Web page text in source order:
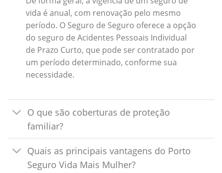
vida é anual, com renovação pelo mesmo
período. O Seguro de Seguro oferece a opção
do seguro de Acidentes Pessoais Individual
de Prazo Curto, que pode ser contratado por
um período determinado, conforme sua
necessidade.
O que são coberturas de proteção
familiar?
Quais as principais vantagens do Porto
Seguro Vida Mais Mulher?